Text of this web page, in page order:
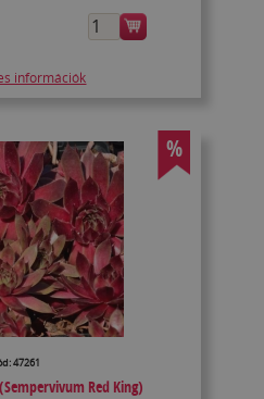
információk
%
47261
Red King)